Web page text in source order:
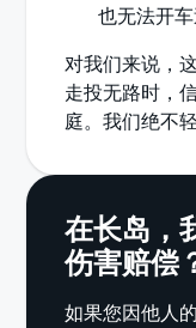
也无法开
对我们来说，
走投无路时，
庭。我们绝不
在长岛，
伤害赔偿
如果您因他人